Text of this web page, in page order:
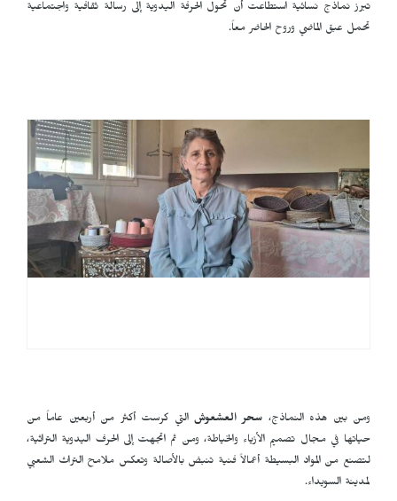
تبرز نماذج نسائية استطاعت أن تحول الحرفة اليدوية إلى رسالة ثقافية واجتماعية
تحمل عبق الماضي وروح الحاضر معاً.
ومن بين هذه النماذج، سحر العشعوش التي كرست أكثر من أربعين عاماً من
حياتها في مجال تصميم الأزياء والخياطة، ومن ثم اتجهت إلى الحرف اليدوية التراثية،
لتصنع من المواد البسيطة أعمالاً فنية تنبض بالأصالة وتعكس ملامح التراث الشعبي
لمدينة السويداء.